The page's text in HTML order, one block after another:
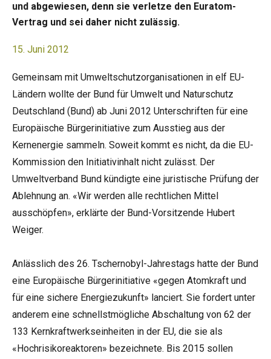
und abgewiesen, denn sie verletze den Euratom-
Vertrag und sei daher nicht zulässig.
15. Juni 2012
Gemeinsam mit Umweltschutzorganisationen in elf EU-
Ländern wollte der Bund für Umwelt und Naturschutz
Deutschland (Bund) ab Juni 2012 Unterschriften für eine
Europäische Bürgerinitiative zum Ausstieg aus der
Kernenergie sammeln. Soweit kommt es nicht, da die EU-
Kommission den Initiativinhalt nicht zulässt. Der
Umweltverband Bund kündigte eine juristische Prüfung der
Ablehnung an. «Wir werden alle rechtlichen Mittel
ausschöpfen», erklärte der Bund-Vorsitzende Hubert
Weiger.
Anlässlich des 26. Tschernobyl-Jahrestags hatte der Bund
eine Europäische Bürgerinitiative «gegen Atomkraft und
für eine sichere Energiezukunft» lanciert. Sie fordert unter
anderem eine schnellstmögliche Abschaltung von 62 der
133 Kernkraftwerkseinheiten in der EU, die sie als
«Hochrisikoreaktoren» bezeichnete. Bis 2015 sollen